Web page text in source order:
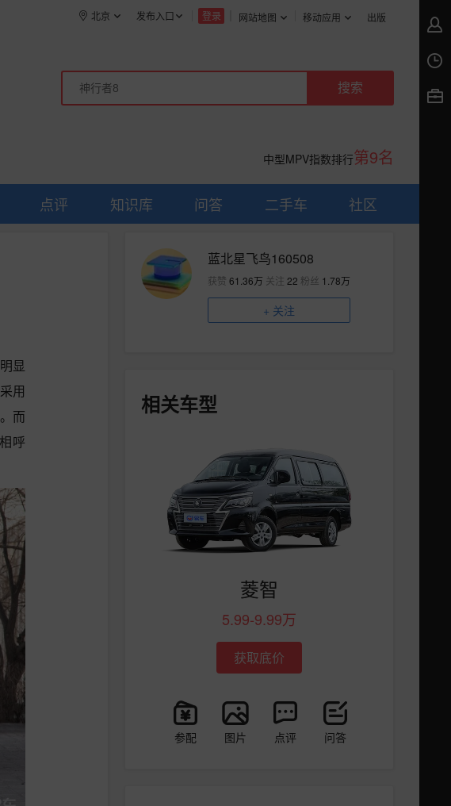
网站地图 移动应用 出版
登录
发布入口
北京
中型MPV指数排行第9名
点评 知识库 问答 二手车 社区
显
用
而
呼
蓝北星飞鸟160508
获赞 61.36万 关注 22 粉丝 1.78万
+ 关注
相关车型
菱智
5.99-9.99万
获取底价
参配 图片 点评 问答